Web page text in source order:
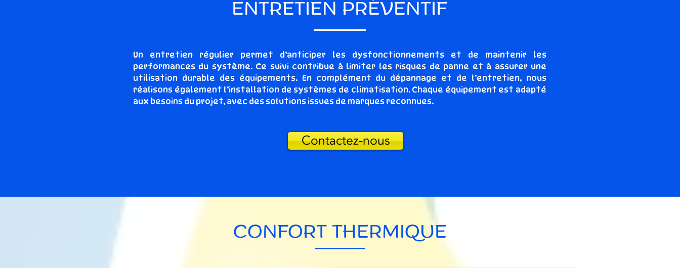
ENTRETIEN PRÉVENTIF
Un entretien régulier permet d’anticiper les dysfonctionnements et de maintenir les
performances du système. Ce suivi contribue à limiter les risques de panne et à assurer une
utilisation durable des équipements. En complément du dépannage et de l’entretien, nous
réalisons également l’installation de systèmes de climatisation. Chaque équipement est adapté
aux besoins du projet, avec des solutions issues de marques reconnues.
Contactez-nous
CONFORT THERMIQUE